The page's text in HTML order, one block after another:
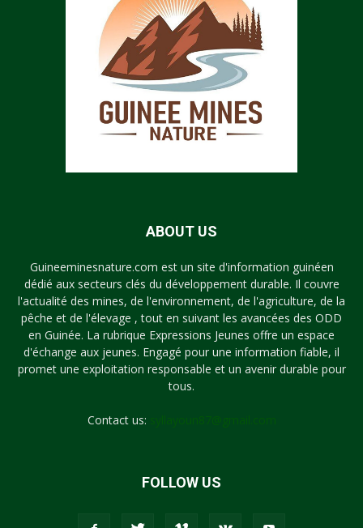
ABOUT US
Guineeminesnature.com est un site d'information guinéen
dédié aux secteurs clés du développement durable. Il couvre
l'actualité des mines, de l'environnement, de l'agriculture, de la
pêche et de l'élevage , tout en suivant les avancées des ODD
en Guinée. La rubrique Expressions Jeunes offre un espace
d'échange aux jeunes. Engagé pour une information fiable, il
promet une exploitation responsable et un avenir durable pour
tous.
Contact us:
FOLLOW US